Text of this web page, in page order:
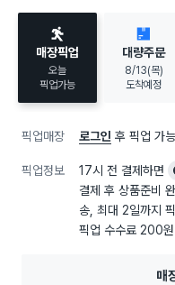
매장픽업
오늘
픽업가능
대량주문
8/13(목)
도착예정
픽업매장 로그인 후 픽업 가
픽업정보 17시 전 결제하면
결제 후 상품준비
송, 최대 2일까지
픽업 수수료 200원
매